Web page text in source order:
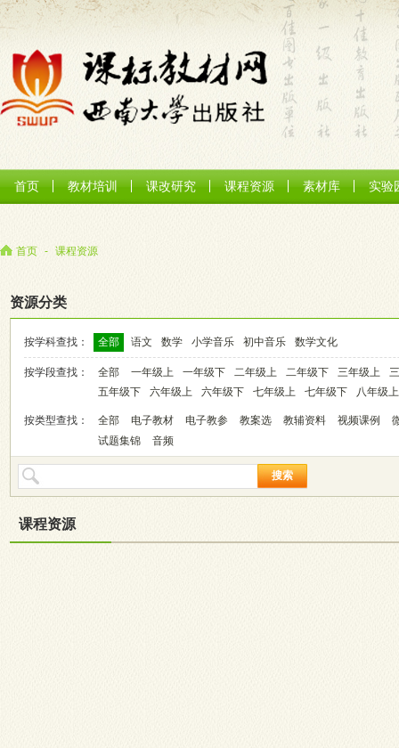
首页 教材培训 课改研究 课程资源 素材库 实验
首页 - 课程资源
资源分类
按学科查找： 全部 语文 数学 小学音乐 初中音乐 数学文化
按学段查找： 全部 一年级上 一年级下 二年级上 二年级下 三年级上
五年级下
六年级上 六年级下 七年级上 七年级下 八年级上
按类型查找： 全部 电子教材 电子教参 教案选 教辅资料 视频课例
试题集锦
音频
搜索
课程资源